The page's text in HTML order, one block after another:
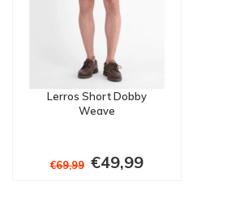
Lerros Short Dobby
Weave
€69,99 €49,99